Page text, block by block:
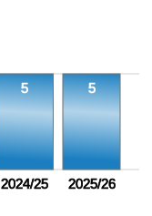
5 5
2024/25 2025/26